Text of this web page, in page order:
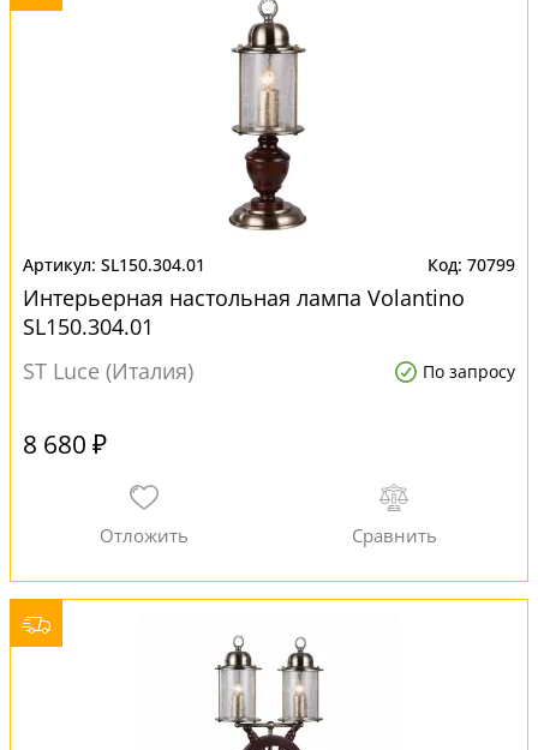
SL150.304.01 70799
Интерьерная настольная лампа Volantino
SL150.304.01
ST Luce (Италия)
По запросу
8 680 ₽